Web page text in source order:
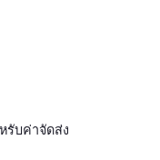
รับค่าจัดส่ง